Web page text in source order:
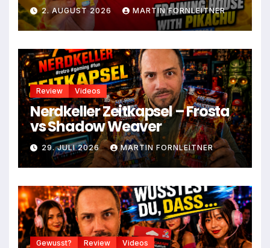
2. AUGUST 2026 MARTIN FORNLEITNER
Review Videos
Nerdkeller Zeitkapsel – Frosta
vs Shadow Weaver
29. JULI 2026 MARTIN FORNLEITNER
Gewusst? Review Videos